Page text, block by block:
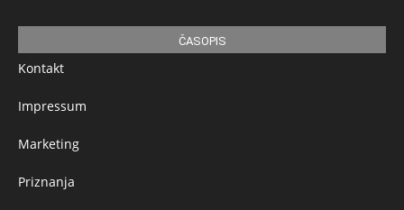
ČASOPIS
Kontakt
Impressum
Marketing
Priznanja